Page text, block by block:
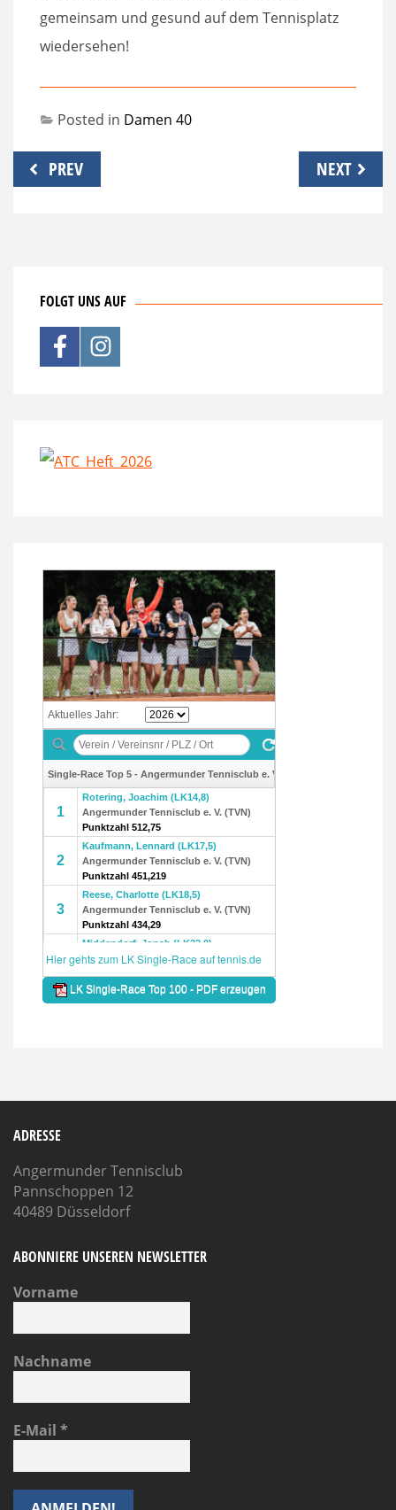
gemeinsam und gesund auf dem Tennisplatz
wiedersehen!
Posted in Damen 40
Beitragsnavigation
PREV NEXT
FOLGT UNS AUF
ADRESSE
Angermunder Tennisclub
Pannschoppen 12
40489 Düsseldorf
ABONNIERE UNSEREN NEWSLETTER
Vorname
Nachname
E-Mail *